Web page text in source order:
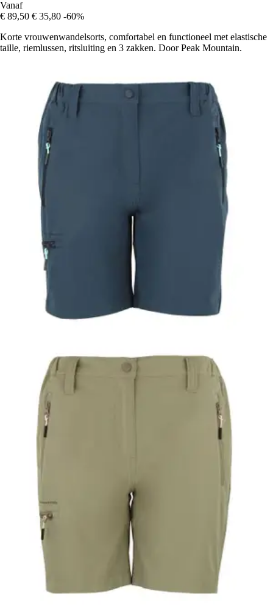
Vanaf
€ 89,50 € 35,80 -60%
Korte vrouwenwandelsorts, comfortabel en functioneel met elastische
taille, riemlussen, ritsluiting en 3 zakken. Door Peak Mountain.